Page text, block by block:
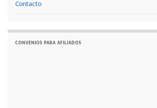
Contacto
CONVENIOS PARA AFILIADOS